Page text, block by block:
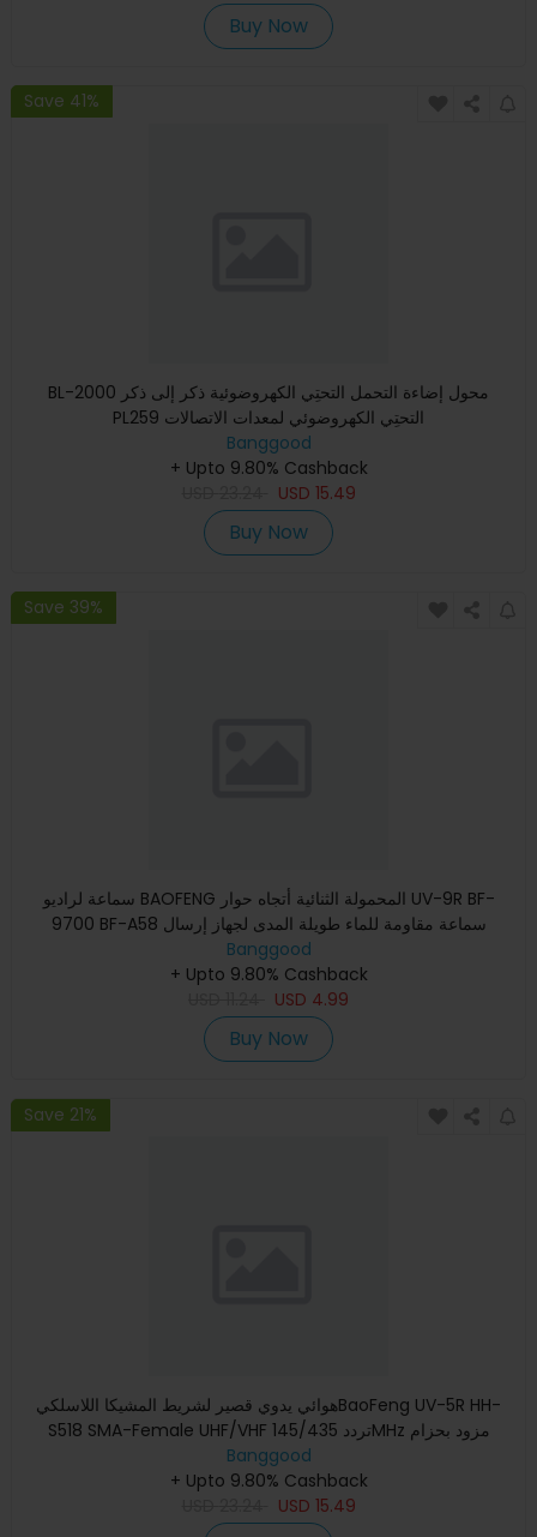
Buy Now
Save 41%
BL-2000 محول إضاءة التحمل التحتِي الكهروضوئية ذكر إلى ذكر
PL259 التحتِي الكهروضوئي لمعدات الاتصالات
Banggood
+ Upto 9.80% Cashback
USD 15.49
Buy Now
Save 39%
سماعة لراديو BAOFENG المحمولة الثنائية أتجاه حوار UV-9R BF-
9700 BF-A58 سماعة مقاومة للماء طويلة المدى لجهاز إرسال
واستقب
Banggood
+ Upto 9.80% Cashback
USD 4.99
Buy Now
Save 21%
هوائي يدوي قصير لشريط المشيکا اللاسلكيBaoFeng UV-5R HH-
S518 SMA-Female UHF/VHF تردد 145/435MHz مزود بحزام
Baofeng اكسسوا
Banggood
+ Upto 9.80% Cashback
USD 15.49